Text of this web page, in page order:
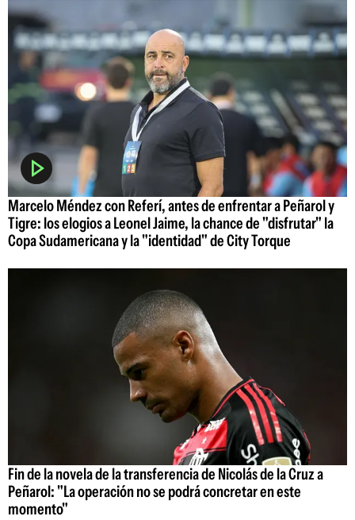
Marcelo Méndez con Referí, antes de enfrentar a Peñarol y
Tigre: los elogios a Leonel Jaime, la chance de "disfrutar" la
Copa Sudamericana y la "identidad" de City Torque
Fin de la novela de la transferencia de Nicolás de la Cruz a
Peñarol: "La operación no se podrá concretar en este
momento"